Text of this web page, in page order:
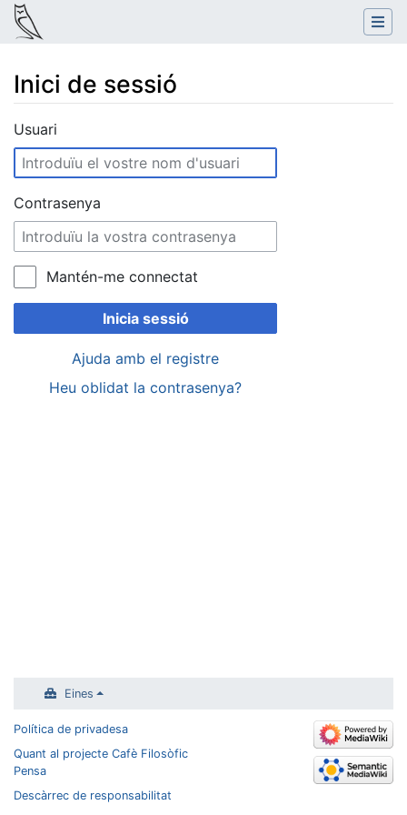
Inici de sessió
Salta a:
Usuari
Contrasenya
Mantén-me connectat
Inicia sessió
Ajuda amb el registre
Heu oblidat la contrasenya?
Eines
Política de privadesa
Quant al projecte Cafè Filosòfic
Pensa
Descàrrec de responsabilitat